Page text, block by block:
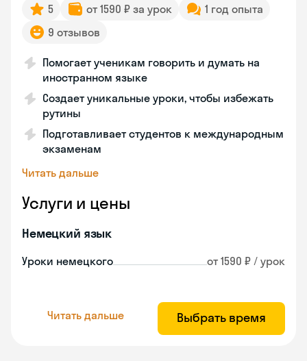
5 от 1590 ₽ за урок
1 год опыта
9 отзывов
Помогает ученикам говорить и думать на
иностранном языке
Создает уникальные уроки, чтобы избежать
рутины
Подготавливает студентов к международным
экзаменам
Читать дальше
Услуги и цены
Немецкий язык
Уроки немецкого от 1590 ₽ / урок
Читать дальше Выбрать время